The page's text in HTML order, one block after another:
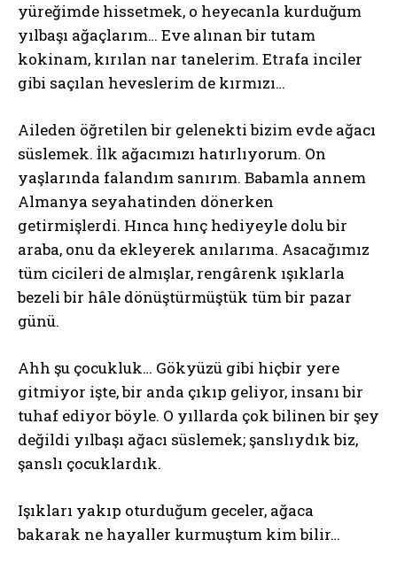
yüreğimde hissetmek, o heyecanla kurduğum
yılbaşı ağaçlarım… Eve alınan bir tutam
kokinam, kırılan nar tanelerim. Etrafa inciler
gibi saçılan heveslerim de kırmızı…
Aileden öğretilen bir gelenekti bizim evde ağacı
süslemek. İlk ağacımızı hatırlıyorum. On
yaşlarında falandım sanırım. Babamla annem
Almanya seyahatinden dönerken
getirmişlerdi. Hınca hınç hediyeyle dolu bir
araba, onu da ekleyerek anılarıma. Asacağımız
tüm cicileri de almışlar, rengârenk ışıklarla
bezeli bir hâle dönüştürmüştük tüm bir pazar
günü.
Ahh şu çocukluk… Gökyüzü gibi hiçbir yere
gitmiyor işte, bir anda çıkıp geliyor, insanı bir
tuhaf ediyor böyle. O yıllarda çok bilinen bir şey
değildi yılbaşı ağacı süslemek; şanslıydık biz,
şanslı çocuklardık.
Işıkları yakıp oturduğum geceler, ağaca
bakarak ne hayaller kurmuştum kim bilir…